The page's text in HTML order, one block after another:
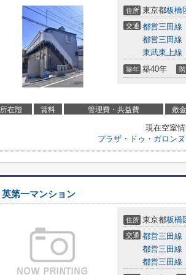
住所 東京都板橋
交通 都営三田線
都営三田線
東武東上線
築年 築40年
所在階 賃料 管理費・共益費 敷金
現在空室情
プラザ・ドゥ・ガロン
英第一マンション
住所 東京都板橋
交通 都営三田線
都営三田線
都営三田線